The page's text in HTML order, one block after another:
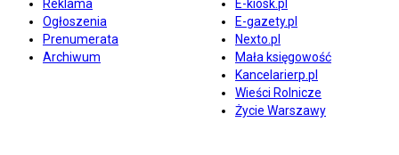
Reklama
Ogłoszenia
Prenumerata
Archiwum
E-kiosk.pl
E-gazety.pl
Nexto.pl
Mała księgowość
Kancelarierp.pl
Wieści Rolnicze
Życie Warszawy